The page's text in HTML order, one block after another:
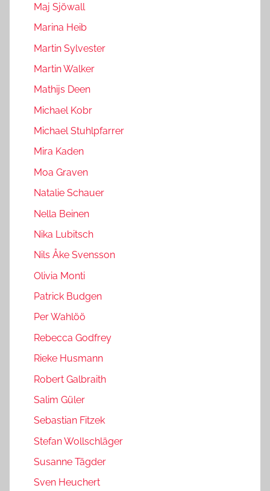
Maj Sjöwall
Marina Heib
Martin Sylvester
Martin Walker
Mathijs Deen
Michael Kobr
Michael Stuhlpfarrer
Mira Kaden
Moa Graven
Natalie Schauer
Nella Beinen
Nika Lubitsch
Nils Åke Svensson
Olivia Monti
Patrick Budgen
Per Wahlöö
Rebecca Godfrey
Rieke Husmann
Robert Galbraith
Salim Güler
Sebastian Fitzek
Stefan Wollschläger
Susanne Tägder
Sven Heuchert